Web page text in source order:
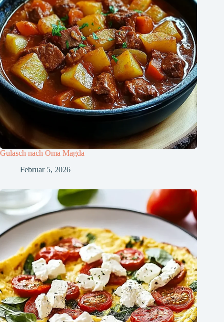
Gulasch nach Oma Magda
Februar 5, 2026